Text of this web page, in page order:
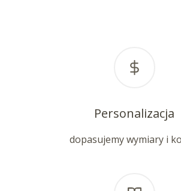
Personalizacja
dopasujemy wymiary i